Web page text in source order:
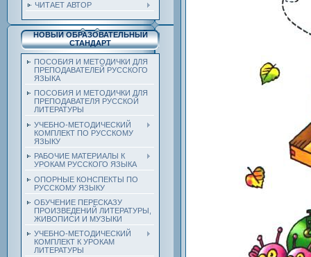
ЧИТАЕТ АВТОР
НОВЫЙ ОБРАЗОВАТЕЛЬНЫЙ
СТАНДАРТ
ПОСОБИЯ И МЕТОДИЧКИ ДЛЯ
ПРЕПОДАВАТЕЛЕЙ РУССКОГО
ЯЗЫКА
ПОСОБИЯ И МЕТОДИЧКИ ДЛЯ
ПРЕПОДАВАТЕЛЯ РУССКОЙ
ЛИТЕРАТУРЫ
УЧЕБНО-МЕТОДИЧЕСКИЙ
КОМПЛЕКТ ПО РУССКОМУ
ЯЗЫКУ
РАБОЧИЕ МАТЕРИАЛЫ К
УРОКАМ РУССКОГО ЯЗЫКА
ОПОРНЫЕ КОНСПЕКТЫ ПО
РУССКОМУ ЯЗЫКУ
ОБУЧЕНИЕ ПЕРЕСКАЗУ
ПРОИЗВЕДЕНИЙ ЛИТЕРАТУРЫ,
ЖИВОПИСИ И МУЗЫКИ
УЧЕБНО-МЕТОДИЧЕСКИЙ
КОМПЛЕКТ К УРОКАМ
ЛИТЕРАТУРЫ